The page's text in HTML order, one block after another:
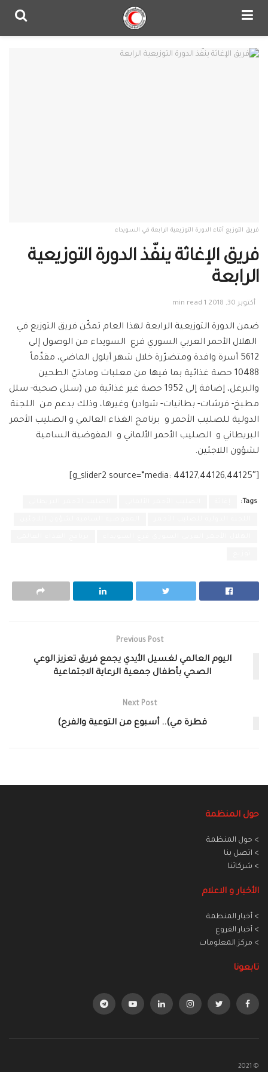
فريق التوزيع أثناء الدورة التوزيعية الرابعة في السويداء
فريق الإغاثة ينفّذ الدورة التوزيعية
الرابعة
أكتوبر 30, 2018 1 min read
ضمن الدورة التوزيعية الرابعة لهذا العام تمكّن فريق التوزيع في
الهلال الأحمر العربي السوري فرع السويداء من الوصول إلى
5612 أسرة وافدة ومتضرّرة خلال شهر أيلول الماضي، مقدِّماً
10488 حصة غذائية بما فيها من معلبات ومادتيّ الطحين
والبرغل، إضافة إلى 1952 حصة غير غذائية من (سلل صحية- سلل
مطبخ- فرشات- بطانيات- شوادر) وغيرها، وذلك بدعم من اللجنة
الدولية للصليب الأحمر و برنامج الغذاء العالمي و الصليب الأحمر
البريطاني و الصليب الأحمر الألماني و المفوضية السامية
لشؤون اللاجئين.
[g_slider2 source=”media: 44127,44126,44125″]
Tags:
Previous Post
اليوم العالمي لغسيل الأيدي يجمع فريق تعزيز الوعي
الصحي بأطفال جمعية الرعاية الاجتماعية
Next Post
قطرة مي).. أسبوع من التوعية والفرح)
حول المنظمة
> حول المنظمة
> اتصل بنا
> شركائنا
الأخبار و الاعلام
> أخبار المنطمة
> أخبار الفروع
> مركز المعلومات
تابعونا
© 2021